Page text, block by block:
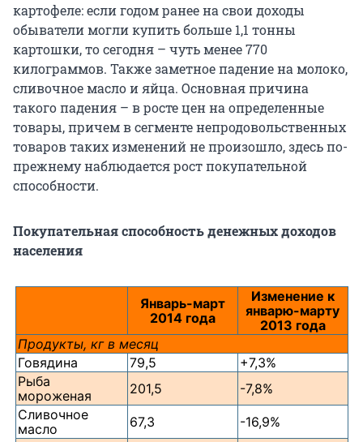
картофеле: если годом ранее на свои доходы
обыватели могли купить больше 1,1 тонны
картошки, то сегодня – чуть менее 770
килограммов. Также заметное падение на молоко,
сливочное масло и яйца. Основная причина
такого падения – в росте цен на определенные
товары, причем в сегменте непродовольственных
товаров таких изменений не произошло, здесь по-
прежнему наблюдается рост покупательной
способности.
Покупательная способность денежных доходов
населения
Январь-март
2014 года
Изменение к
январю-марту
2013 года
Продукты, кг в месяц
Говядина
79,5
+7,3%
Рыба
мороженая
201,5
-7,8%
Сливочное
масло
67,3
-16,9%